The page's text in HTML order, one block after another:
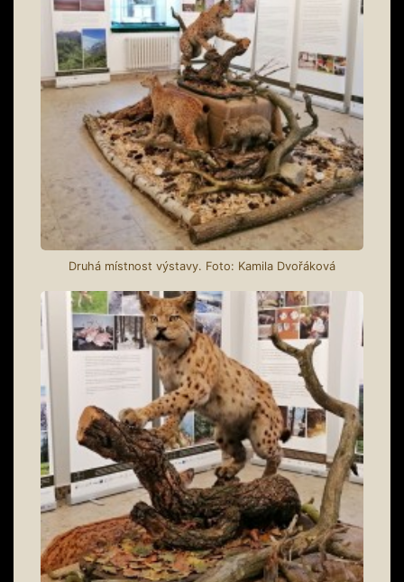
Druhá místnost výstavy. Foto: Kamila Dvořáková